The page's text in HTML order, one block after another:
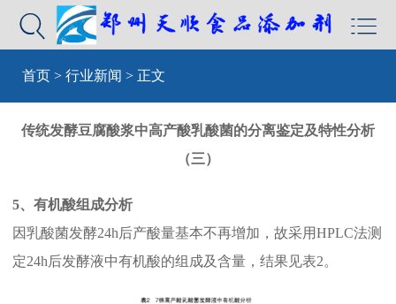


首页 > 行业新闻 > 正文
传统发酵豆腐酸浆中高产酸乳酸菌的分离鉴定及特性分析
（三）
5、有机酸组成分析
因乳酸菌发酵24h后产酸量基本不再增加，故采用HPLC法测
定24h后发酵液中有机酸的组成及含量，结果见表2。